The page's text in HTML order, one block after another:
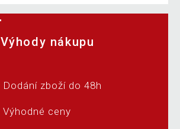
Výhody nákupu
Dodání zboží do 48h
Výhodné ceny